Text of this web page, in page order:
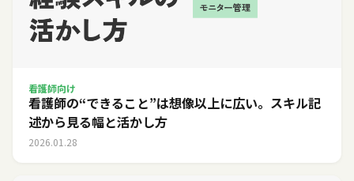
看護師向け
看護師の“できること”は想像以上に広い。スキル記
述から見る幅と活かし方
2026.01.28